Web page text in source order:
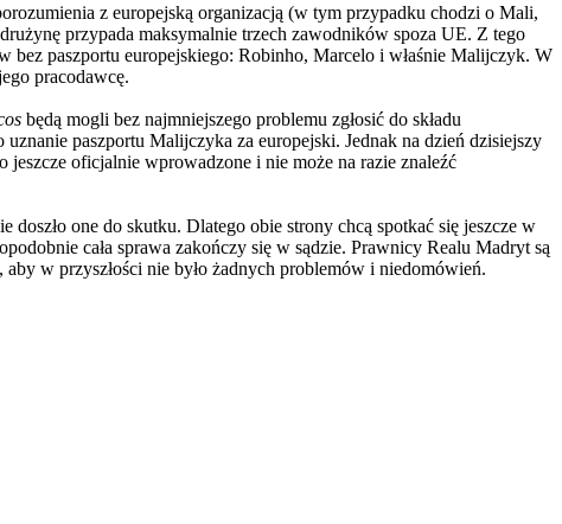
z europejską organizacją (w tym przypadku chodzi o Mali,
przypada maksymalnie trzech zawodników spoza UE. Z tego
bez paszportu europejskiego: Robinho, Marcelo i właśnie Malijczyk. W
pracodawcę.
będą mogli bez najmniejszego problemu zgłosić do składu
paszportu Malijczyka za europejski. Jednak na dzień dzisiejszy
jeszcze oficjalnie wprowadzone i nie może na razie znaleźć
one do skutku. Dlatego obie strony chcą spotkać się jeszcze w
cała sprawa zakończy się w sądzie. Prawnicy Realu Madryt są
w przyszłości nie było żadnych problemów i niedomówień.